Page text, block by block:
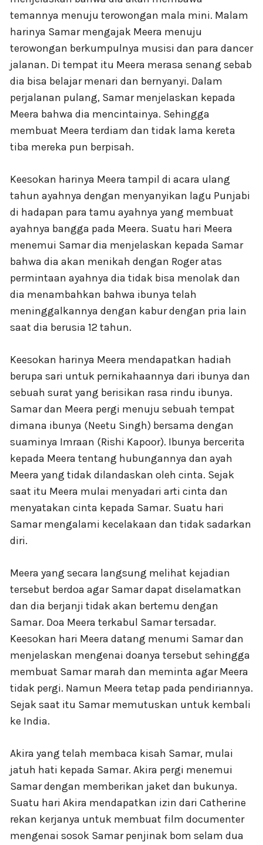
temannya menuju terowongan mala mini. Malam
harinya Samar mengajak Meera menuju
terowongan berkumpulnya musisi dan para dancer
jalanan. Di tempat itu Meera merasa senang sebab
dia bisa belajar menari dan bernyanyi. Dalam
perjalanan pulang, Samar menjelaskan kepada
Meera bahwa dia mencintainya. Sehingga
membuat Meera terdiam dan tidak lama kereta
tiba mereka pun berpisah.
Keesokan harinya Meera tampil di acara ulang
tahun ayahnya dengan menyanyikan lagu Punjabi
di hadapan para tamu ayahnya yang membuat
ayahnya bangga pada Meera. Suatu hari Meera
menemui Samar dia menjelaskan kepada Samar
bahwa dia akan menikah dengan Roger atas
permintaan ayahnya dia tidak bisa menolak dan
dia menambahkan bahwa ibunya telah
meninggalkannya dengan kabur dengan pria lain
saat dia berusia 12 tahun.
Keesokan harinya Meera mendapatkan hadiah
berupa sari untuk pernikahaannya dari ibunya dan
sebuah surat yang berisikan rasa rindu ibunya.
Samar dan Meera pergi menuju sebuah tempat
dimana ibunya (Neetu Singh) bersama dengan
suaminya Imraan (Rishi Kapoor). Ibunya bercerita
kepada Meera tentang hubungannya dan ayah
Meera yang tidak dilandaskan oleh cinta. Sejak
saat itu Meera mulai menyadari arti cinta dan
menyatakan cinta kepada Samar. Suatu hari
Samar mengalami kecelakaan dan tidak sadarkan
diri.
Meera yang secara langsung melihat kejadian
tersebut berdoa agar Samar dapat diselamatkan
dan dia berjanji tidak akan bertemu dengan
Samar. Doa Meera terkabul Samar tersadar.
Keesokan hari Meera datang menumi Samar dan
menjelaskan mengenai doanya tersebut sehingga
membuat Samar marah dan meminta agar Meera
tidak pergi. Namun Meera tetap pada pendiriannya.
Sejak saat itu Samar memutuskan untuk kembali
ke India.
Akira yang telah membaca kisah Samar, mulai
jatuh hati kepada Samar. Akira pergi menemui
Samar dengan memberikan jaket dan bukunya.
Suatu hari Akira mendapatkan izin dari Catherine
rekan kerjanya untuk membuat film documenter
mengenai sosok Samar penjinak bom selam dua